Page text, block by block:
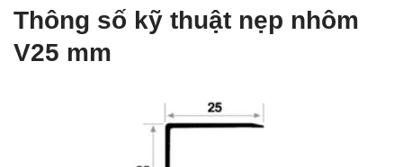
Thông số kỹ thuật nẹp nhôm
V25 mm